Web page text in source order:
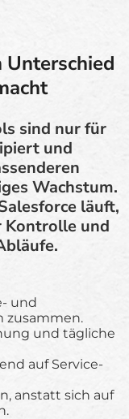
Unterschied
sind nur für
und
Wachstum.
läuft,
Kontrolle und
und
zusammen.
und tägliche
auf Service-
anstatt sich auf